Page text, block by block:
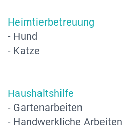
Heimtierbetreuung
- Hund
- Katze
Haushaltshilfe
- Gartenarbeiten
- Handwerkliche Arbeiten